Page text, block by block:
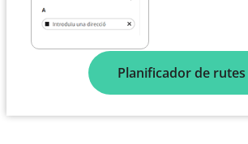
Planificador de rutes